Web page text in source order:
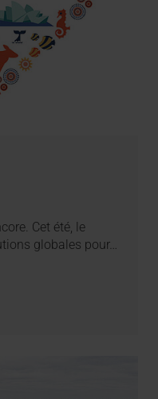
Cet été, le
globales pour…